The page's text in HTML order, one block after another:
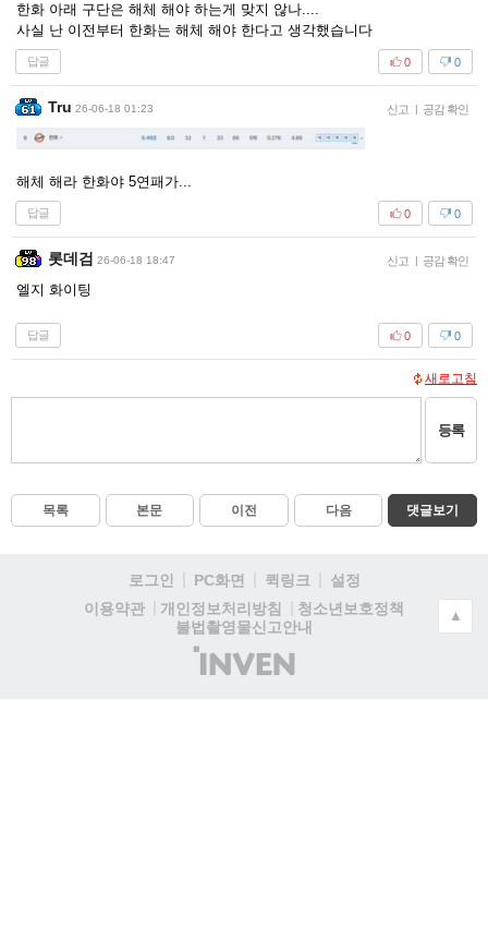
한화 아래 구단은 해체 해야 하는게 맞지 않나....
사실 난 이전부터 한화는 해체 해야 한다고 생각했습니다
답글 0
0
Tru 26-06-18 01:23 신고 | 공감 확인
해체 해라 한화야 5연패가...
답글 0
0
롯데검 26-06-18 18:47 신고 공감 확인
엘지 화이팅
답글 0
0
새로고침
등록
목록 본문 이전 다음 댓글보기
로그인 PC화면 퀵링크
설정
이용약관
개인정보처리방침
청소년보호정책
불법촬영물신고안내
(주)
인
▲